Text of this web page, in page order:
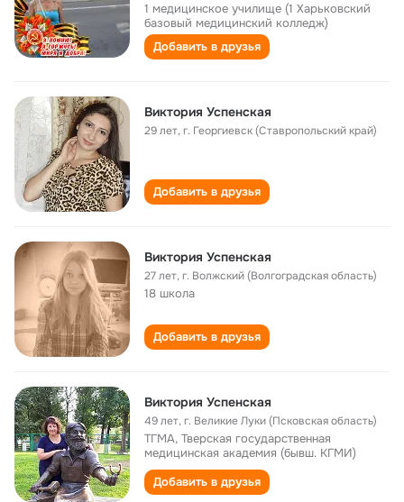
1 медицинское училище (1 Харьковский
базовый медицинский колледж)
Добавить в друзья
Виктория Успенская
29 лет,г. Георгиевск (Ставропольский край)
Добавить в друзья
Виктория Успенская
27 лет,г. Волжский (Волгоградская область)
18 школа
Добавить в друзья
Виктория Успенская
49 лет,г. Великие Луки (Псковская область)
ТГМА, Тверская государственная
медицинская академия (бывш. КГМИ)
Добавить в друзья